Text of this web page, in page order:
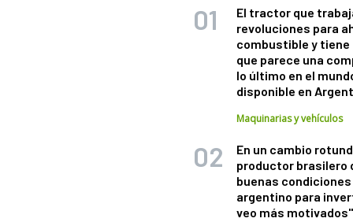
El tractor que
revoluciones para
combustible y tiene
que parece una
lo último en el
disponible en
Maquinarias y vehículos
En un cambio
productor brasilero
buenas
argentino para
veo más motivados"